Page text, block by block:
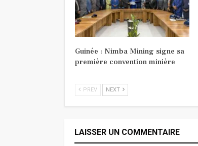
Guinée : Nimba Mining signe sa
première convention minière
PREV NEXT
LAISSER UN COMMENTAIRE